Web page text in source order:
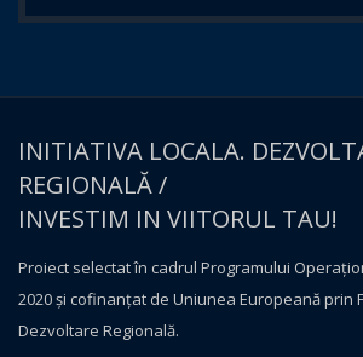
INITIATIVA LOCALA.
REGIONALĂ /
INVESTIM IN VIITORUL TAU!
Proiect selectat în cadrul Programului
2020 și cofinanțat de Uniunea Europeană prin
Dezvoltare Regională.